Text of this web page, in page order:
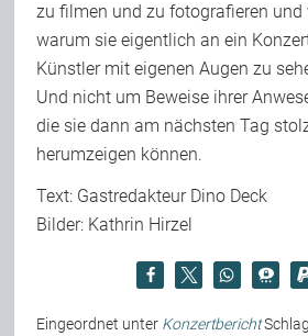
zu filmen und zu fotografieren und
warum sie eigentlich an ein
Künstler mit eigenen Augen zu
Und nicht um Beweise ihrer
die sie dann am nächsten Tag
herumzeigen können.
Text: Gastredakteur Dino Deck
Bilder: Kathrin Hirzel
Eingeordnet unter Konzertbericht